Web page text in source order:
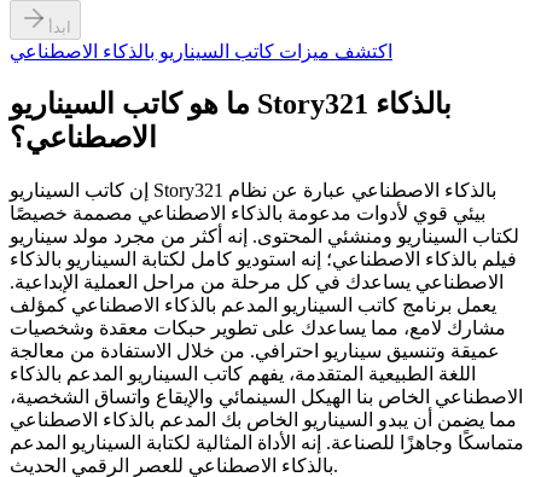
ابدأ
اكتشف ميزات كاتب السيناريو بالذكاء الاصطناعي
ما هو كاتب السيناريو Story321 بالذكاء
الاصطناعي؟
إن كاتب السيناريو Story321 بالذكاء الاصطناعي عبارة عن نظام
بيئي قوي لأدوات مدعومة بالذكاء الاصطناعي مصممة خصيصًا
لكتاب السيناريو ومنشئي المحتوى. إنه أكثر من مجرد مولد سيناريو
فيلم بالذكاء الاصطناعي؛ إنه استوديو كامل لكتابة السيناريو بالذكاء
الاصطناعي يساعدك في كل مرحلة من مراحل العملية الإبداعية.
يعمل برنامج كاتب السيناريو المدعم بالذكاء الاصطناعي كمؤلف
مشارك لامع، مما يساعدك على تطوير حبكات معقدة وشخصيات
عميقة وتنسيق سيناريو احترافي. من خلال الاستفادة من معالجة
اللغة الطبيعية المتقدمة، يفهم كاتب السيناريو المدعم بالذكاء
الاصطناعي الخاص بنا الهيكل السينمائي والإيقاع واتساق الشخصية،
مما يضمن أن يبدو السيناريو الخاص بك المدعم بالذكاء الاصطناعي
متماسكًا وجاهزًا للصناعة. إنه الأداة المثالية لكتابة السيناريو المدعم
بالذكاء الاصطناعي للعصر الرقمي الحديث.